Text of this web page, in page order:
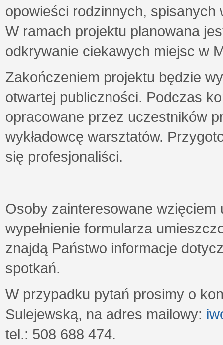
opowieści rodzinnych,
W ramach projektu planowana
odkrywanie ciekawych miejsc w
Zakończeniem projektu będzie
otwartej publiczności. Podczas
opracowane przez uczestników
wykładowcę warsztatów.
się profesjonaliści.
Osoby zainteresowane wzięciem
wypełnienie formularza
znajdą Państwo informacje
spotkań.
W przypadku pytań prosimy o
Sulejewską, na adres mailowy:
tel.: 508 688 474.